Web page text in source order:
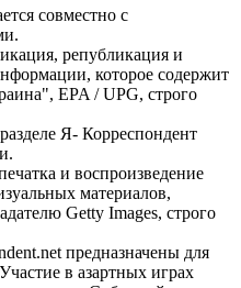
совместно с
републикация и
которое содержит
EPA / UPG, строго
Я- Корреспондент
и воспроизведение
материалов,
Getty Images, строго
предназначены для
в азартных играх